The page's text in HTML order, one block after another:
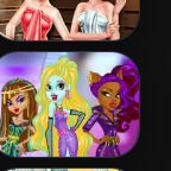
Ladybug Sauna
Realife